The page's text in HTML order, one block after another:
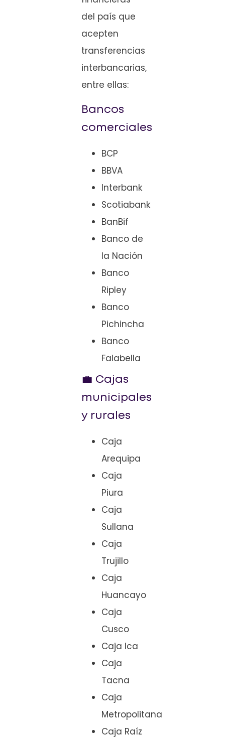
del país que
acepten
transferencias
interbancarias,
entre ellas:
Bancos
comerciales
BCP
BBVA
Interbank
Scotiabank
BanBif
Banco de
la Nación
Banco
Ripley
Banco
Pichincha
Banco
Falabella
💼 Cajas
municipales
y rurales
Caja
Arequipa
Caja
Piura
Caja
Sullana
Caja
Trujillo
Caja
Huancayo
Caja
Cusco
Caja Ica
Caja
Tacna
Caja
Metropolitana
Caja Raíz